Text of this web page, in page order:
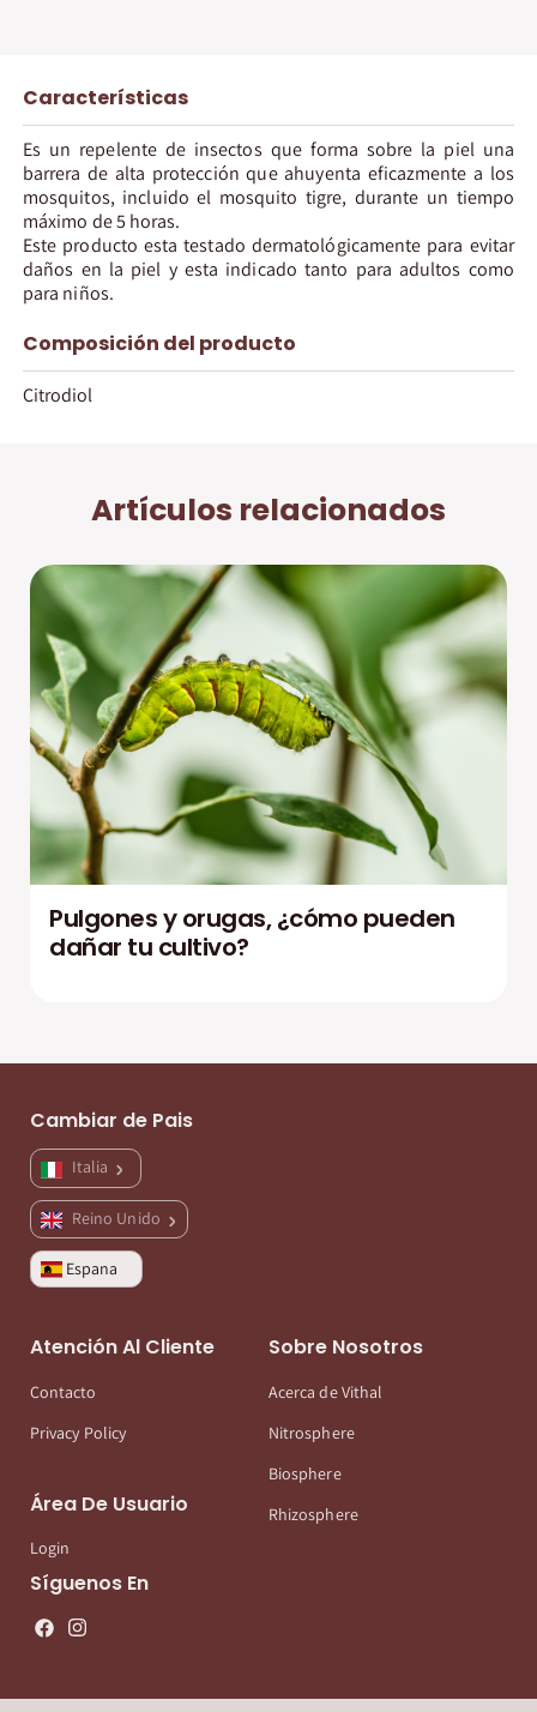
Características
Es un repelente de insectos que forma sobre la piel una
barrera de alta protección que ahuyenta eficazmente a los
mosquitos, incluido el mosquito tigre, durante un tiempo
máximo de 5 horas.
Este producto esta testado dermatológicamente para evitar
daños en la piel y esta indicado tanto para adultos como
para niños.
Composición del producto
Citrodiol
Artículos relacionados
Pulgones y orugas, ¿cómo pueden
dañar tu cultivo?
Cambiar de Pais
Italia
Reino Unido
Espana
Atención Al Cliente
Contacto
Privacy Policy
Área De Usuario
Login
Sobre Nosotros
Acerca de Vithal
Nitrosphere
Biosphere
Rhizosphere
Síguenos En